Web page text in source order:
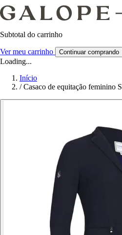
Subtotal do carrinho
Ver meu carrinho Continuar comprando
Loading...
Início
/ Casaco de equitação feminino